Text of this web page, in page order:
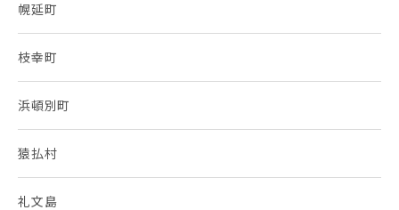
幌延町
枝幸町
浜頓別町
猿払村
礼文島